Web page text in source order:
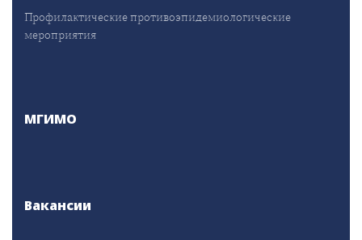
Профилактические противоэпидемиологические
мероприятия
МГИМО
Вакансии